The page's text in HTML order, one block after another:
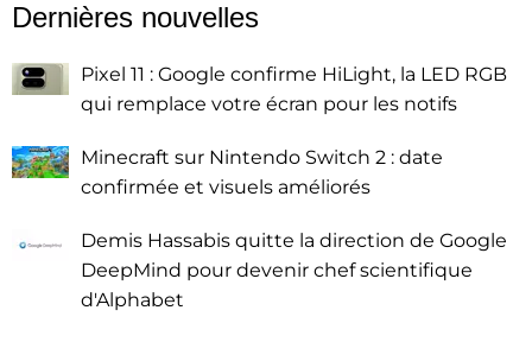
Dernières nouvelles
Pixel 11 : Google confirme HiLight, la LED RGB
qui remplace votre écran pour les notifs
Minecraft sur Nintendo Switch 2 : date
confirmée et visuels améliorés
Demis Hassabis quitte la direction de Google
DeepMind pour devenir chef scientifique
d'Alphabet